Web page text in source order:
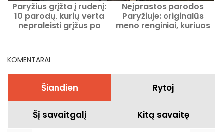
Paryžius grįžta į rudenį:
10 parodų, kurių verta
nepraleisti grįžus po
Neįprastos parodos
Paryžiuje: originalūs
meno renginiai, kuriuos
KOMENTARAI
Šiandien Rytoj
Šį savaitgalį Kitą savaitę